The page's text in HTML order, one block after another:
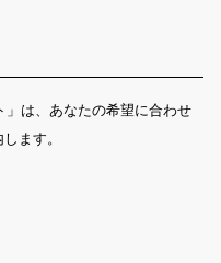
は、あなたの希望に合わせ
ます。